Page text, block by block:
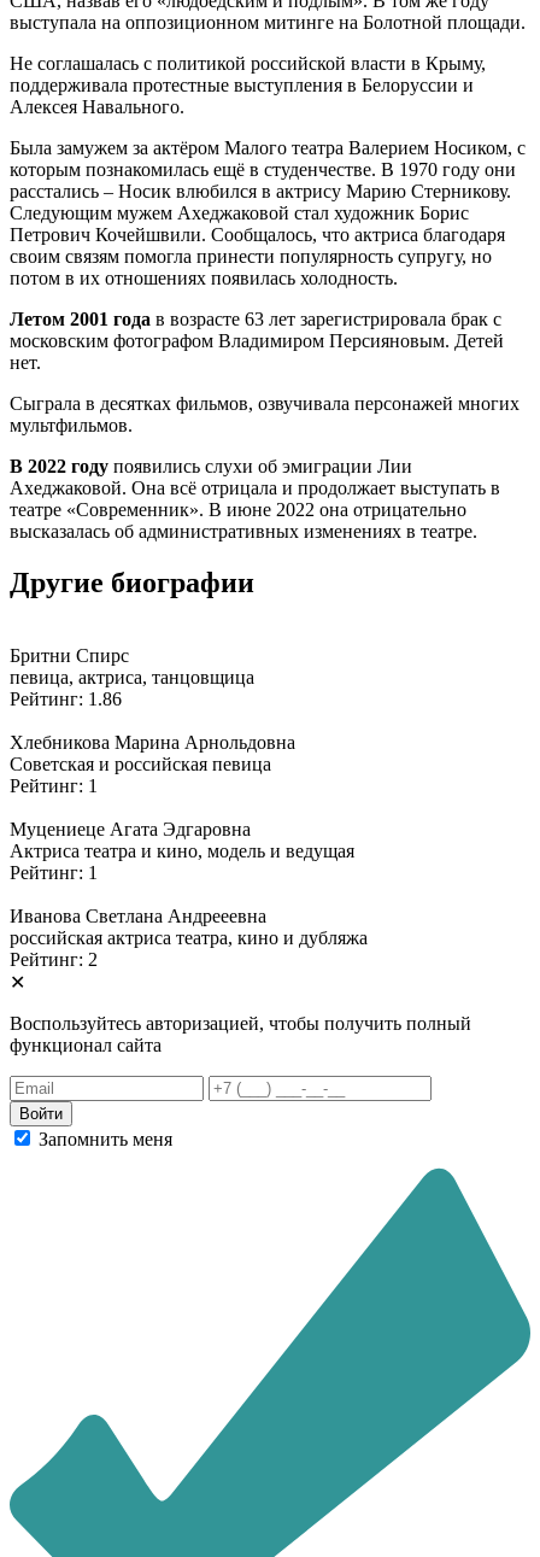
выступала на оппозиционном митинге на Болотной площади.
Не соглашалась с политикой российской власти в Крыму,
поддерживала протестные выступления в Белоруссии и
Алексея Навального.
Была замужем за актёром Малого театра Валерием Носиком, с
которым познакомилась ещё в студенчестве. В 1970 году они
расстались – Носик влюбился в актрису Марию Стерникову.
Следующим мужем Ахеджаковой стал художник Борис
Петрович Кочейшвили. Сообщалось, что актриса благодаря
своим связям помогла принести популярность супругу, но
потом в их отношениях появилась холодность.
Летом 2001 года в возрасте 63 лет зарегистрировала брак с
московским фотографом Владимиром Персияновым. Детей
нет.
Сыграла в десятках фильмов, озвучивала персонажей многих
мультфильмов.
В 2022 году появились слухи об эмиграции Лии
Ахеджаковой. Она всё отрицала и продолжает выступать в
театре «Современник». В июне 2022 она отрицательно
высказалась об административных изменениях в театре.
Другие биографии
Бритни Спирс
певица, актриса, танцовщица
Рейтинг: 1.86
Хлебникова Марина Арнольдовна
Советская и российская певица
Рейтинг: 1
Муцениеце Агата Эдгаровна
Актриса театра и кино, модель и ведущая
Рейтинг: 1
Иванова Светлана Андрееевна
российская актриса театра, кино и дубляжа
Рейтинг: 2
✕
Воспользуйтесь авторизацией, чтобы получить полный
функционал сайта
Запомнить меня